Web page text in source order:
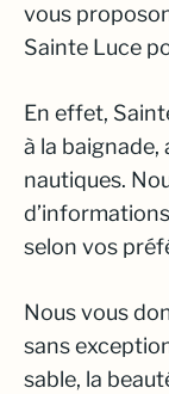
vous
Sainte Luce
En effet,
à la baignade,
nautiques.
selon vos
Nous vous
sans
sable, la